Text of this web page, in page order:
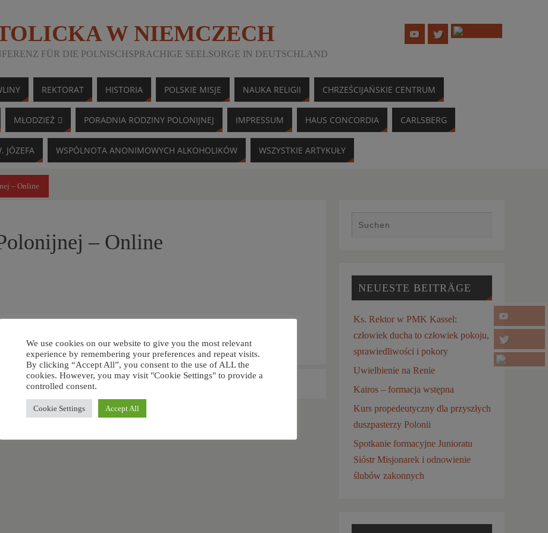
W NIEMCZECH
FÜR DIE POLNISCHSPRACHIGE SEELSORGE IN DEUTSCHLAND
REKTORAT HISTORIA POLSKIE MISJE NAUKA RELIGII CHRZEŚCIJAŃSKIE CENTRUM
MŁODZIEŻ PORADNIA RODZINY POLONIJNEJ IMPRESSUM HAUS CONCORDIA CARLSBERG
JÓZEFA WSPÓLNOTA ANONIMOWYCH ALKOHOLIKÓW WSZYSTKIE ARTYKUŁY
– Online
– Online
Wigilia i Paczka Świąteczna
NEUESTE BEITRÄGE
Ks. Rektor w PMK Kassel:
człowiek ducha to człowiek pokoju,
sprawiedliwości i pokory
Uwielbienie na Renie
Kairos – formacja wstępna
Kurs propedeutyczny dla przyszłych
duszpasterzy Polonii
Spotkanie formacyjne Junioratu
Sióstr Misjonarek i odnowienie
ślubów zakonnych
We use cookies on our website to give you the most relevant
experience by remembering your preferences and repeat visits.
By clicking “Accept All”, you consent to the use of ALL the
cookies. However, you may visit "Cookie Settings" to provide a
controlled consent.
Cookie Settings Accept All